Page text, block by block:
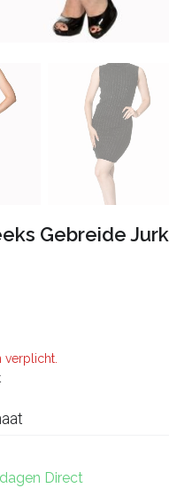
Gebreide Jurk
verplicht.
Direct